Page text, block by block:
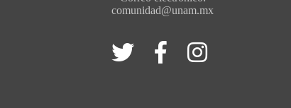
comunidad@unam.mx